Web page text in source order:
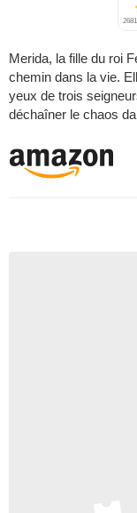
Merida, la fille du roi
chemin dans la vie.
yeux de trois
déchaîner le chaos